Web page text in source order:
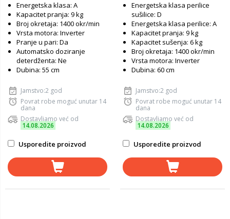
Energetska klasa: A
Kapacitet pranja: 9 kg
Broj okretaja: 1400 okr/min
Vrsta motora: Inverter
Pranje u pari: Da
Automatsko doziranje
deterdženta: Ne
Dubina: 55 cm
Jamstvo:2 god
Povrat robe moguć unutar 14
dana
Dostavljamo već od
14.08.2026
Usporedite proizvod
Energetska klasa perilice
sušilice: D
Energetska klasa perilice: A
Kapacitet pranja: 9 kg
Kapacitet sušenja: 6 kg
Broj okretaja: 1400 okr/min
Vrsta motora: Inverter
Dubina: 60 cm
Jamstvo:2 god
Povrat robe moguć unutar 14
dana
Dostavljamo već od
14.08.2026
Usporedite proizvod